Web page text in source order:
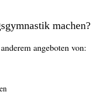
machen?
angeboten von: